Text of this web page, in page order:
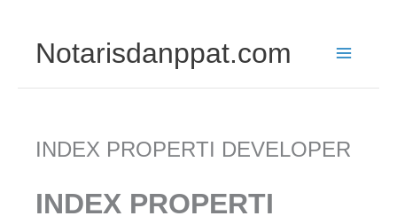
Notarisdanppat.com
INDEX PROPERTI DEVELOPER
INDEX PROPERTI